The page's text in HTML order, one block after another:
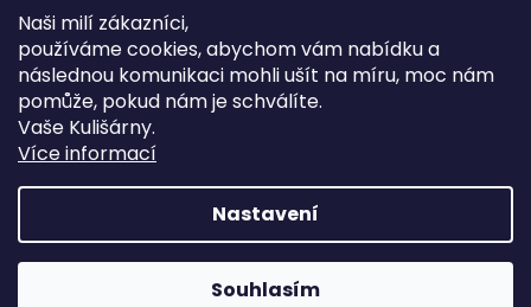
Naši milí zákazníci,
používáme cookies, abychom vám nabídku a
následnou komunikaci mohli ušít na míru, moc nám
pomůže, pokud nám je schválíte.
Vaše Kulišárny.
Více informací
Nastavení
Souhlasím
‼️ DO DNEŠNÍ PŮLNOCI‼️ ‼️ Sleva až 50% na Všechno zboží z
Jak vybrat rostoucí overal na jaro?
Nejčastější otázka, kterou od Vás teď dostáváme je, jak
vybrat rostoucí overal na nadcházející jarní...
OVERALY jaké jsou mezi nimi rozdíly
Overaly jsou velmi oblíbeným kouskem. Snadno se
oblékají, nevykasávají se a přebalování je hračka. ...
Copyright 2026Kulišárny. Všechna práva vyhrazena.
Upravit nastavení cookies